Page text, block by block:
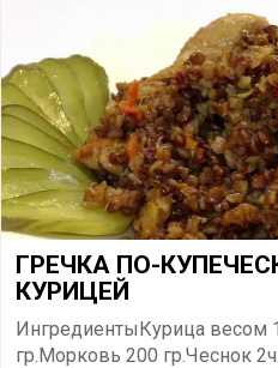
ГРЕЧКА ПО-
КУРИЦЕЙ
ИнгредиентыКурица весом
гр.Морковь 200 гр.Чеснок